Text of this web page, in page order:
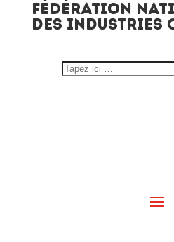
FÉDÉRATION
DES INDUSTRIES
Search